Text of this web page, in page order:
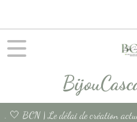
. 🤍 BCN | Le délai de création